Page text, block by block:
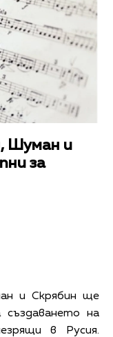
Шуман и
за
и Скрябин ще
създаването на
в Русия.